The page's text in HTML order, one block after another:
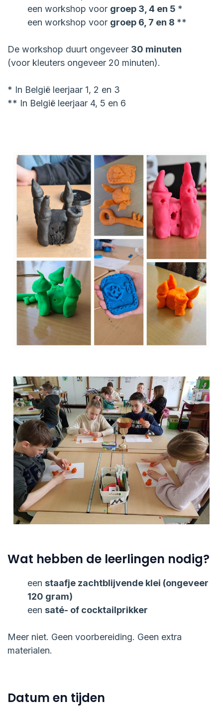
een workshop voor groep 3, 4 en 5 *
een workshop voor groep 6, 7 en 8 **
De workshop duurt ongeveer 30 minuten
(voor kleuters ongeveer 20 minuten).
* In België leerjaar 1, 2 en 3
** In België leerjaar 4, 5 en 6
Wat hebben de leerlingen nodig?
een staafje zachtblijvende klei (ongeveer
120 gram)
een saté- of cocktailprikker
Meer niet. Geen voorbereiding. Geen extra
materialen.
Datum en tijden